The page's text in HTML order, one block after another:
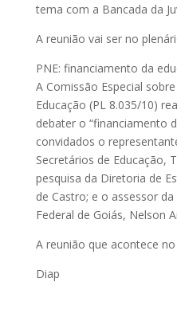
tema com a Bancada da
A reunião vai ser no
PNE: financiamento da
A Comissão Especial
Educação (PL 8.035/10)
debater o “financiamento
convidados o
Secretários de Educação,
pesquisa da Diretoria de
de Castro; e o assessor
Federal de Goiás, Nelson
A reunião que acontece
Diap